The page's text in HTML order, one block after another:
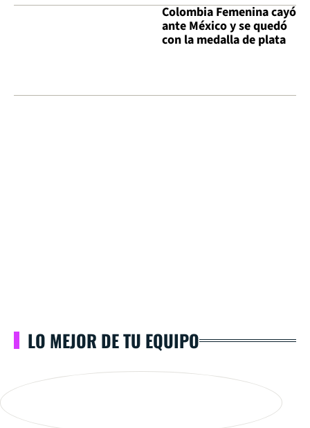
Colombia Femenina cayó
ante México y se quedó
con la medalla de plata
LO MEJOR DE TU EQUIPO